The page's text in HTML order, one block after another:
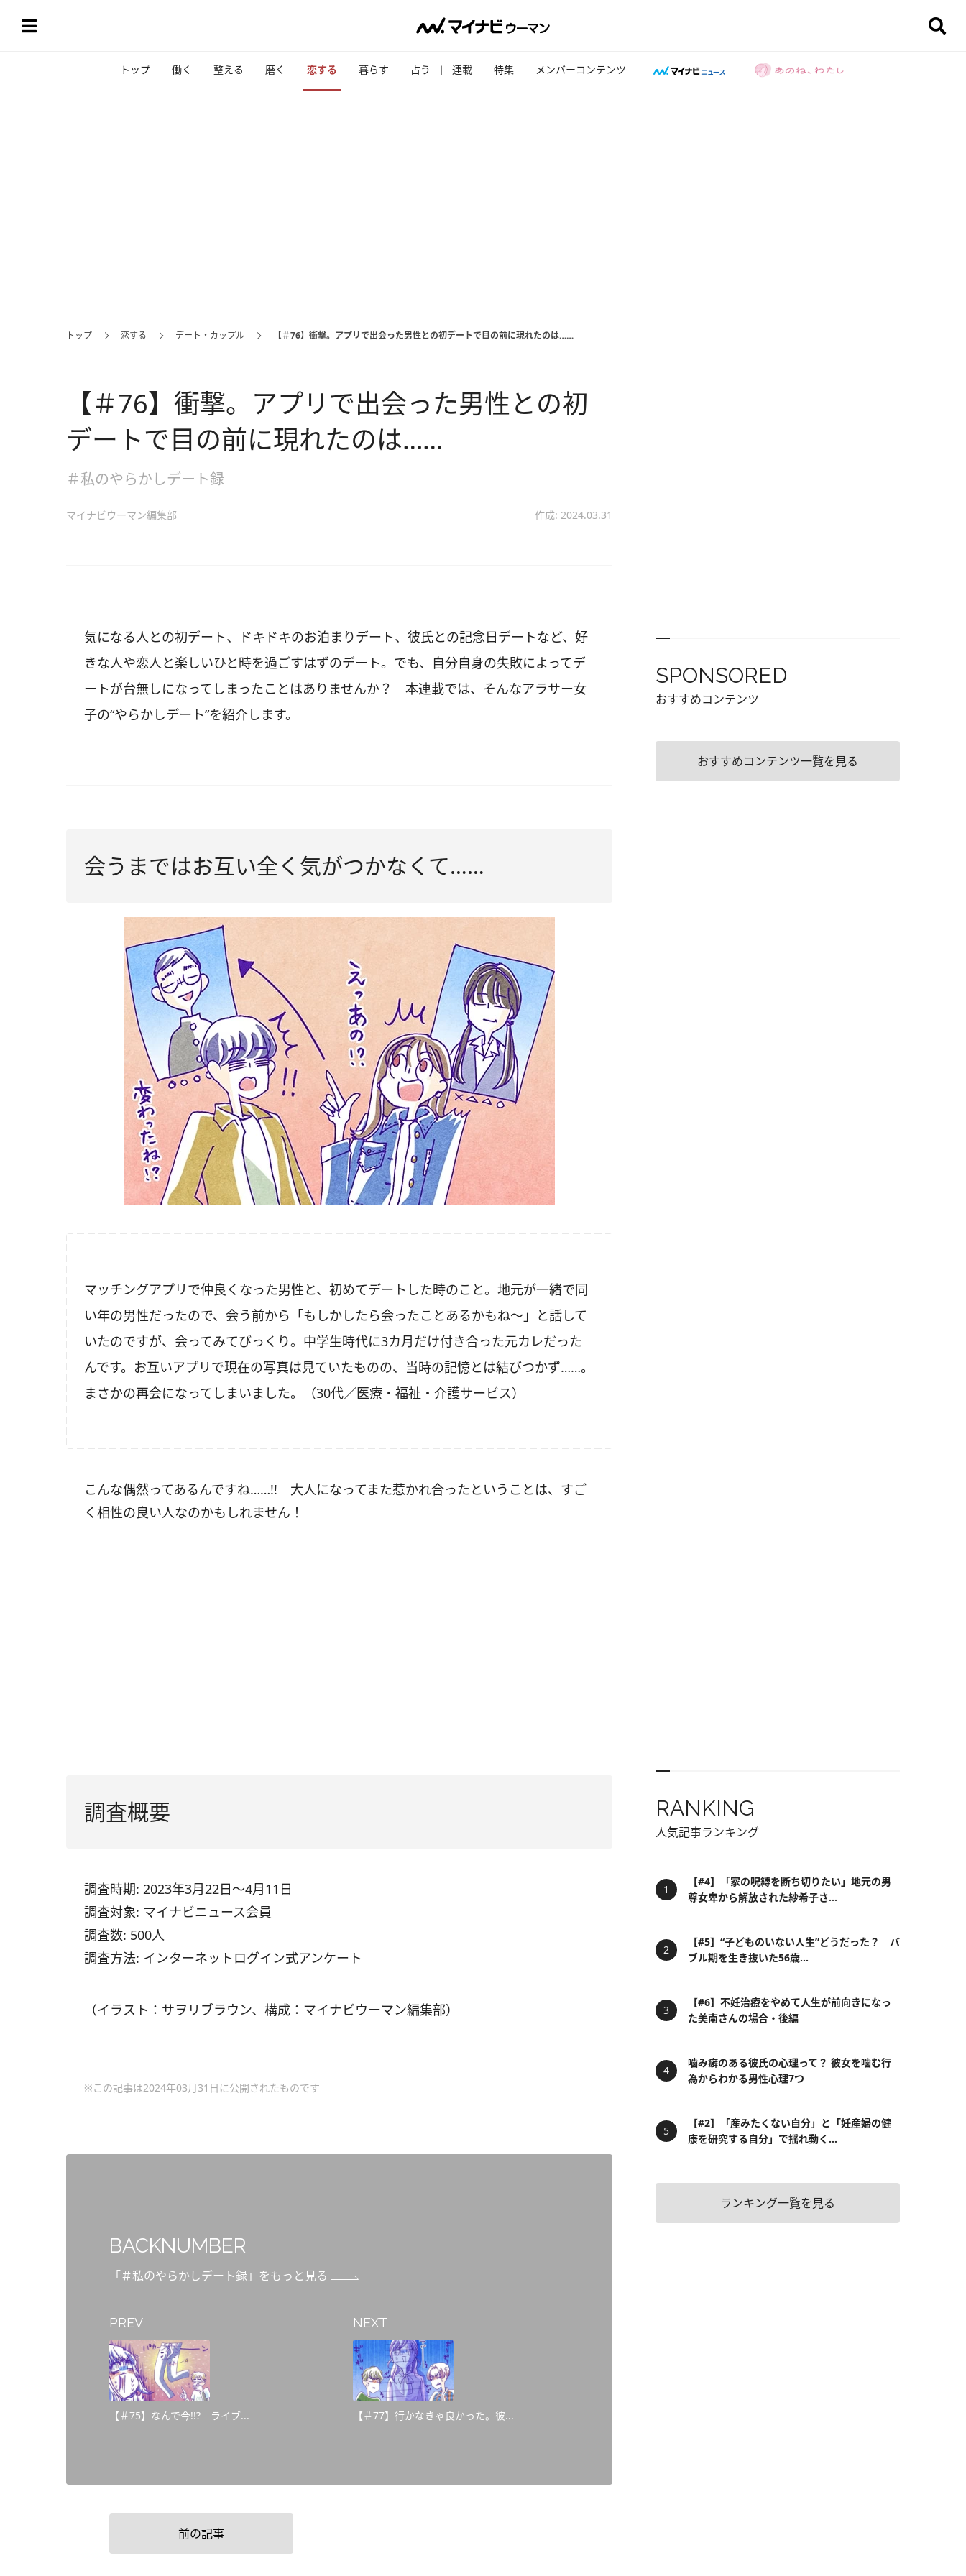
トップ 働く 整える 磨く 恋する 暮らす 占う 連載 特集 メンバーコンテンツ
トップ 恋する デート・カップル 【＃76】衝撃。アプリで出会った男性との初デートで目の前に現れたのは……
【＃76】衝撃。アプリで出会った男性との初
デートで目の前に現れたのは……
＃私のやらかしデート録
マイナビウーマン編集部 作成: 2024.03.31
気になる人との初デート、ドキドキのお泊まりデート、彼氏との記念日デートなど、好
きな人や恋人と楽しいひと時を過ごすはずのデート。でも、自分自身の失敗によってデ
ートが台無しになってしまったことはありませんか？ 本連載では、そんなアラサー女
子の“やらかしデート”を紹介します。
会うまではお互い全く気がつかなくて……
マッチングアプリで仲良くなった男性と、初めてデートした時のこと。地元が一緒で同
い年の男性だったので、会う前から「もしかしたら会ったことあるかもね～」と話して
いたのですが、会ってみてびっくり。中学生時代に3カ月だけ付き合った元カレだった
んです。お互いアプリで現在の写真は見ていたものの、当時の記憶とは結びつかず……。
まさかの再会になってしまいました。（30代／医療・福祉・介護サービス）
こんな偶然ってあるんですね……!! 大人になってまた惹かれ合ったということは、すご
く相性の良い人なのかもしれません！
調査概要
調査時期: 2023年3月22日～4月11日
調査対象: マイナビニュース会員
調査数: 500人
調査方法: インターネットログイン式アンケート
（イラスト：サヲリブラウン、構成：マイナビウーマン編集部）
※この記事は2024年03月31日に公開されたものです
BACKNUMBER
「＃私のやらかしデート録」をもっと見る
PREV
【＃75】なんで今!!? ライブ...
NEXT
【＃77】行かなきゃ良かった。彼...
前の記事
SPONSORED
おすすめコンテンツ
おすすめコンテンツ一覧を見る
RANKING
人気記事ランキング
【#4】「家の呪縛を断ち切りたい」地元の男
尊女卑から解放された紗希子さ...
【#5】“子どものいない人生”どうだった？ バ
ブル期を生き抜いた56歳...
【#6】不妊治療をやめて人生が前向きになっ
た美南さんの場合・後編
噛み癖のある彼氏の心理って？ 彼女を噛む行
為からわかる男性心理7つ
【#2】「産みたくない自分」と「妊産婦の健
康を研究する自分」で揺れ動く...
ランキング一覧を見る